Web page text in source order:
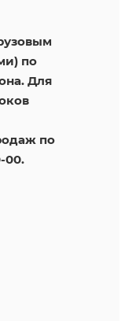
по
Для
по
00.